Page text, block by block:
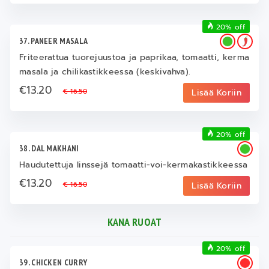
37. PANEER MASALA
Friteerattua tuorejuustoa ja paprikaa, tomaatti, kerma
masala ja chilikastikkeessa (keskivahva).
€13.20€ 16.50 Lisää Koriin
20% off
38. DAL MAKHANI
Haudutettuja linssejä tomaatti-voi-kermakastikkeessa
€13.20€ 16.50 Lisää Koriin
20% off
KANA RUOAT
39. CHICKEN CURRY
20% off